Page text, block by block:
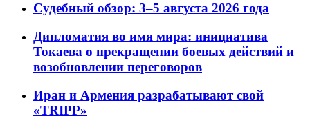
Судебный обзор: 3–5 августа 2026 года
Дипломатия во имя мира: инициатива
Токаева о прекращении боевых действий и
возобновлении переговоров
Иран и Армения разрабатывают свой
«TRIPP»